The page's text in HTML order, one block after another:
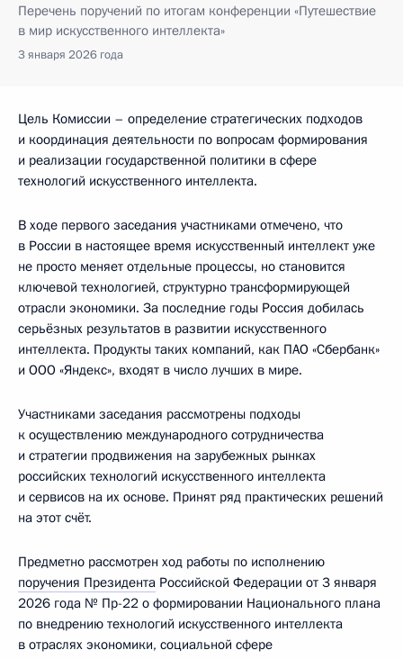
Перечень поручений по итогам конференции «Путешествие
в мир искусственного интеллекта»
3 января 2026 года
Цель Комиссии – определение стратегических подходов
и координация деятельности по вопросам формирования
и реализации государственной политики в сфере
технологий искусственного интеллекта.
В ходе первого заседания участниками отмечено, что
в России в настоящее время искусственный интеллект уже
не просто меняет отдельные процессы, но становится
ключевой технологией, структурно трансформирующей
отрасли экономики. За последние годы Россия добилась
серьёзных результатов в развитии искусственного
интеллекта. Продукты таких компаний, как ПАО «Сбербанк»
и ООО «Яндекс», входят в число лучших в мире.
Участниками заседания рассмотрены подходы
к осуществлению международного сотрудничества
и стратегии продвижения на зарубежных рынках
российских технологий искусственного интеллекта
и сервисов на их основе. Принят ряд практических решений
на этот счёт.
Предметно рассмотрен ход работы по исполнению
поручения Президента Российской Федерации от 3 января
2026 года № Пр-22 о формировании Национального плана
по внедрению технологий искусственного интеллекта
в отраслях экономики, социальной сфере